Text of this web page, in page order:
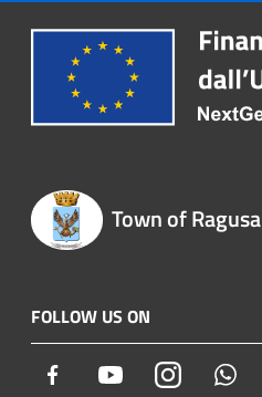
Town of Ragusa
FOLLOW US ON
Facebook YoutubeInstagram